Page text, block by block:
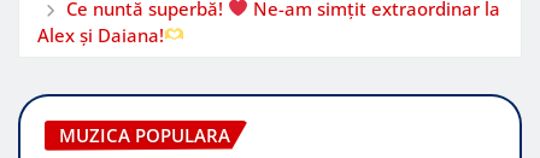
Ce nuntă superbă!
Ne-am simțit extraordinar la
Alex și Daiana!
MUZICA POPULARA